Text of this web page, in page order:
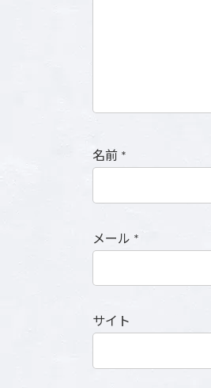
名前 *
メール *
サイト